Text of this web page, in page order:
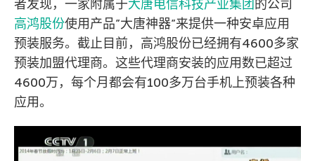
者发现，一家附属于大唐电信科技产业集团的公司
高鸿股份使用产品”大唐神器”来提供一种安卓应用
预装服务。截止目前，高鸿股份已经拥有4600多家
预装加盟代理商。这些代理商安装的应用数已超过
4600万，每个月都会有100多万台手机上预装各种
应用。